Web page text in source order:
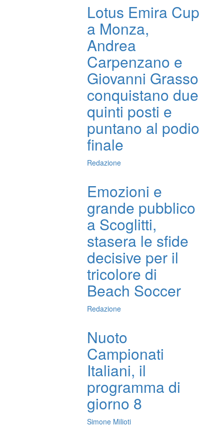
Lotus Emira Cup
a Monza,
Andrea
Carpenzano e
Giovanni Grasso
conquistano due
quinti posti e
puntano al podio
finale
Redazione
Emozioni e
grande pubblico
a Scoglitti,
stasera le sfide
decisive per il
tricolore di
Beach Soccer
Redazione
Nuoto
Campionati
Italiani, il
programma di
giorno 8
Simone Milioti